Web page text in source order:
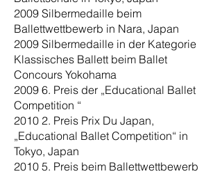
2009 Silbermedaille beim
Ballettwettbewerb in Nara, Japan
2009 Silbermedaille in der Kategorie
Klassisches Ballett beim Ballet
Concours Yokohama
2009 6. Preis der „Educational Ballet
Competition “
2010 2. Preis Prix Du Japan,
„Educational Ballet Competition“ in
Tokyo, Japan
2010 5. Preis beim Ballettwettbewerb